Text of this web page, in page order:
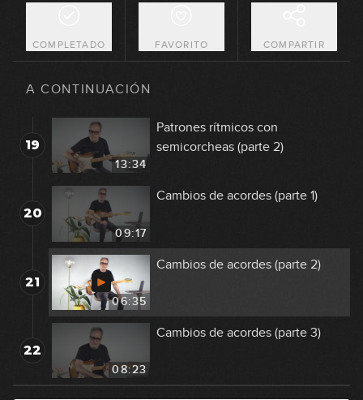
COMPLETADO FAVORITO COMPARTIR
A CONTINUACIÓN
05:17
Patrones rítmicos con
19
13:34
Patrones rítmicos con
semicorcheas (parte 2)
20
09:17
Cambios de acordes (parte 1)
21
06:35
Cambios de acordes (parte 2)
22
08:23
Cambios de acordes (parte 3)